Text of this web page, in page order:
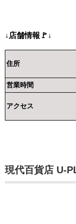
↓店舗情報🚩↓
住所
営業時間
アクセス
現代百貨店 U-